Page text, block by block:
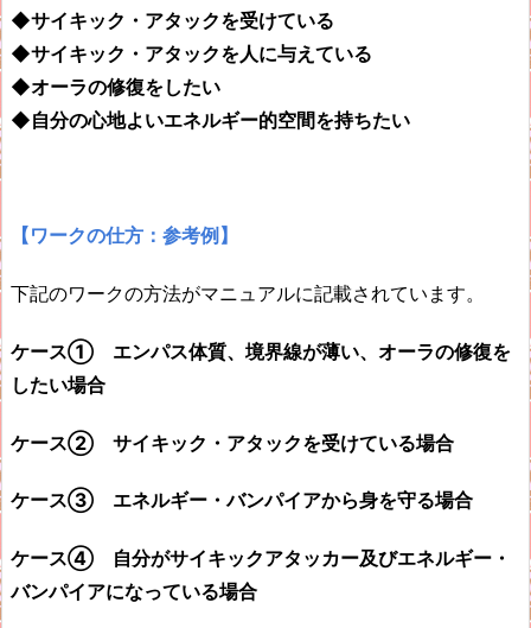
◆サイキック・アタックを受けている
◆サイキック・アタックを人に与えている
◆オーラの修復をしたい
◆自分の心地よいエネルギー的空間を持ちたい
【ワークの仕方：参考例】
下記のワークの方法がマニュアルに記載されています。
ケース① エンパス体質、境界線が薄い、オーラの修復を
したい場合
ケース② サイキック・アタックを受けている場合
ケース③ エネルギー・バンパイアから身を守る場合
ケース④ 自分がサイキックアタッカー及びエネルギー・
バンパイアになっている場合